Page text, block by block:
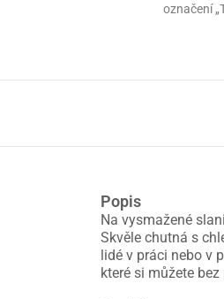
označení
Popis
Na vysmažené
Skvěle chutná s
lidé v práci nebo v
které si můžete